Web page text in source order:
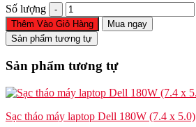
Số lượng
Cáp
Pin
Dell
Precision
7540
số
Thêm Vào Giỏ Hàng
Mua ngay
Sản phẩm tương tự
Sản phẩm tương tự
Sạc tháo máy laptop Dell 180W (7.4 x 5.0)